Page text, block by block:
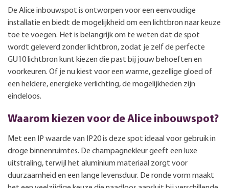
De Alice inbouwspot is ontworpen voor een eenvoudige
installatie en biedt de mogelijkheid om een lichtbron naar keuze
toe te voegen. Het is belangrijk om te weten dat de spot
wordt geleverd zonder lichtbron, zodat je zelf de perfecte
GU10 lichtbron kunt kiezen die past bij jouw behoeften en
voorkeuren. Of je nu kiest voor een warme, gezellige gloed of
een heldere, energieke verlichting, de mogelijkheden zijn
eindeloos.
Waarom kiezen voor de Alice inbouwspot?
Met een IP waarde van IP20 is deze spot ideaal voor gebruik in
droge binnenruimtes. De champagnekleur geeft een luxe
uitstraling, terwijl het aluminium materiaal zorgt voor
duurzaamheid en een lange levensduur. De ronde vorm maakt